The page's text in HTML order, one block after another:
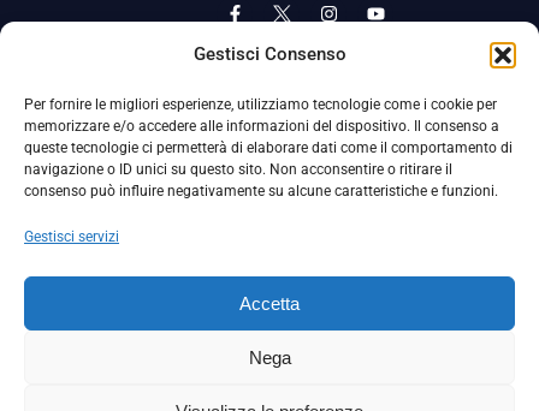
Gestisci Consenso
Per fornire le migliori esperienze, utilizziamo tecnologie come i cookie per
memorizzare e/o accedere alle informazioni del dispositivo. Il consenso a
queste tecnologie ci permetterà di elaborare dati come il comportamento di
navigazione o ID unici su questo sito. Non acconsentire o ritirare il
consenso può influire negativamente su alcune caratteristiche e funzioni.
Gestisci servizi
Accetta
Nega
Privacy Policy Cookie Policy
La Società ha nominato il Responsabile della Protezione dei Dati Personali (DPO), figura specializzata che vigila sulle modalità
adottate dalla nostra Società per tutelare i Suoi dati personali.
Per contattare il DPO può scrivere a
La Società ha inoltre adottato un proprio Codice Etico, consultabile al seguente link: